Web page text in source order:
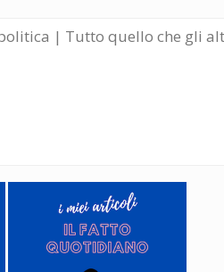
| Tutto quello che gli